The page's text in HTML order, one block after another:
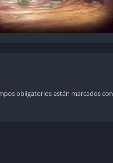
obligatorios están marcados con